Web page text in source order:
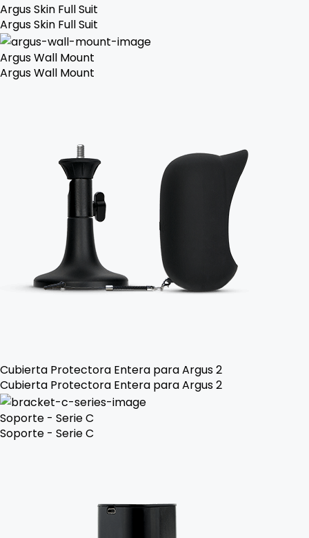
Argus Skin Full Suit
Argus Skin Full Suit
Argus Wall Mount
Argus Wall Mount
Cubierta Protectora Entera para Argus 2
Cubierta Protectora Entera para Argus 2
Soporte - Serie C
Soporte - Serie C